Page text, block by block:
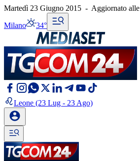
Martedì 23 Giugno 2015 - Aggiornato alle
Milano 34°
Leone (23 Lug - 23 Ago)